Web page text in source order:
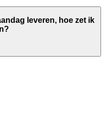
leveren, hoe zet ik